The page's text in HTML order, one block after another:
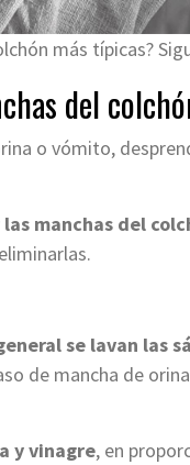
más típicas?
del
o vómito,
manchas del
se lavan las
de mancha de
y vinagre, en